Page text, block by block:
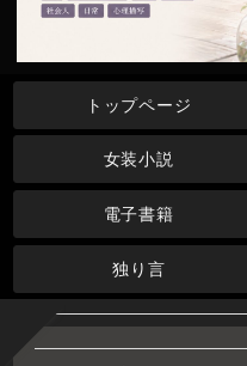
トップページ
女装小説
電子書籍
独り言